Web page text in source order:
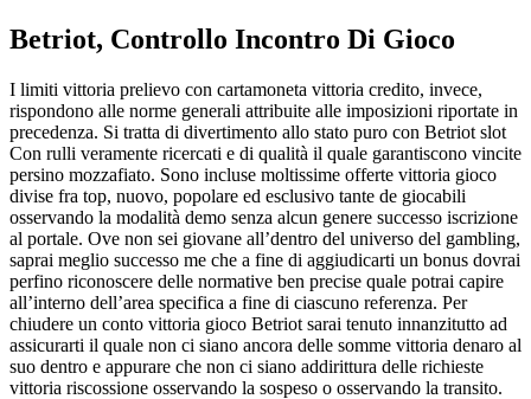
Betriot, Controllo Incontro Di Gioco
I limiti vittoria prelievo con cartamoneta vittoria credito, invece,
rispondono alle norme generali attribuite alle imposizioni riportate in
precedenza. Si tratta di divertimento allo stato puro con Betriot slot
Con rulli veramente ricercati e di qualità il quale garantiscono vincite
persino mozzafiato. Sono incluse moltissime offerte vittoria gioco
divise fra top, nuovo, popolare ed esclusivo tante de giocabili
osservando la modalità demo senza alcun genere successo iscrizione
al portale. Ove non sei giovane all’dentro del universo del gambling,
saprai meglio successo me che a fine di aggiudicarti un bonus dovrai
perfino riconoscere delle normative ben precise quale potrai capire
all’interno dell’area specifica a fine di ciascuno referenza. Per
chiudere un conto vittoria gioco Betriot sarai tenuto innanzitutto ad
assicurarti il quale non ci siano ancora delle somme vittoria denaro al
suo dentro e appurare che non ci siano addirittura delle richieste
vittoria riscossione osservando la sospeso o osservando la transito.